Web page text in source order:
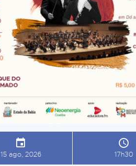
15 ago, 2026 17h30